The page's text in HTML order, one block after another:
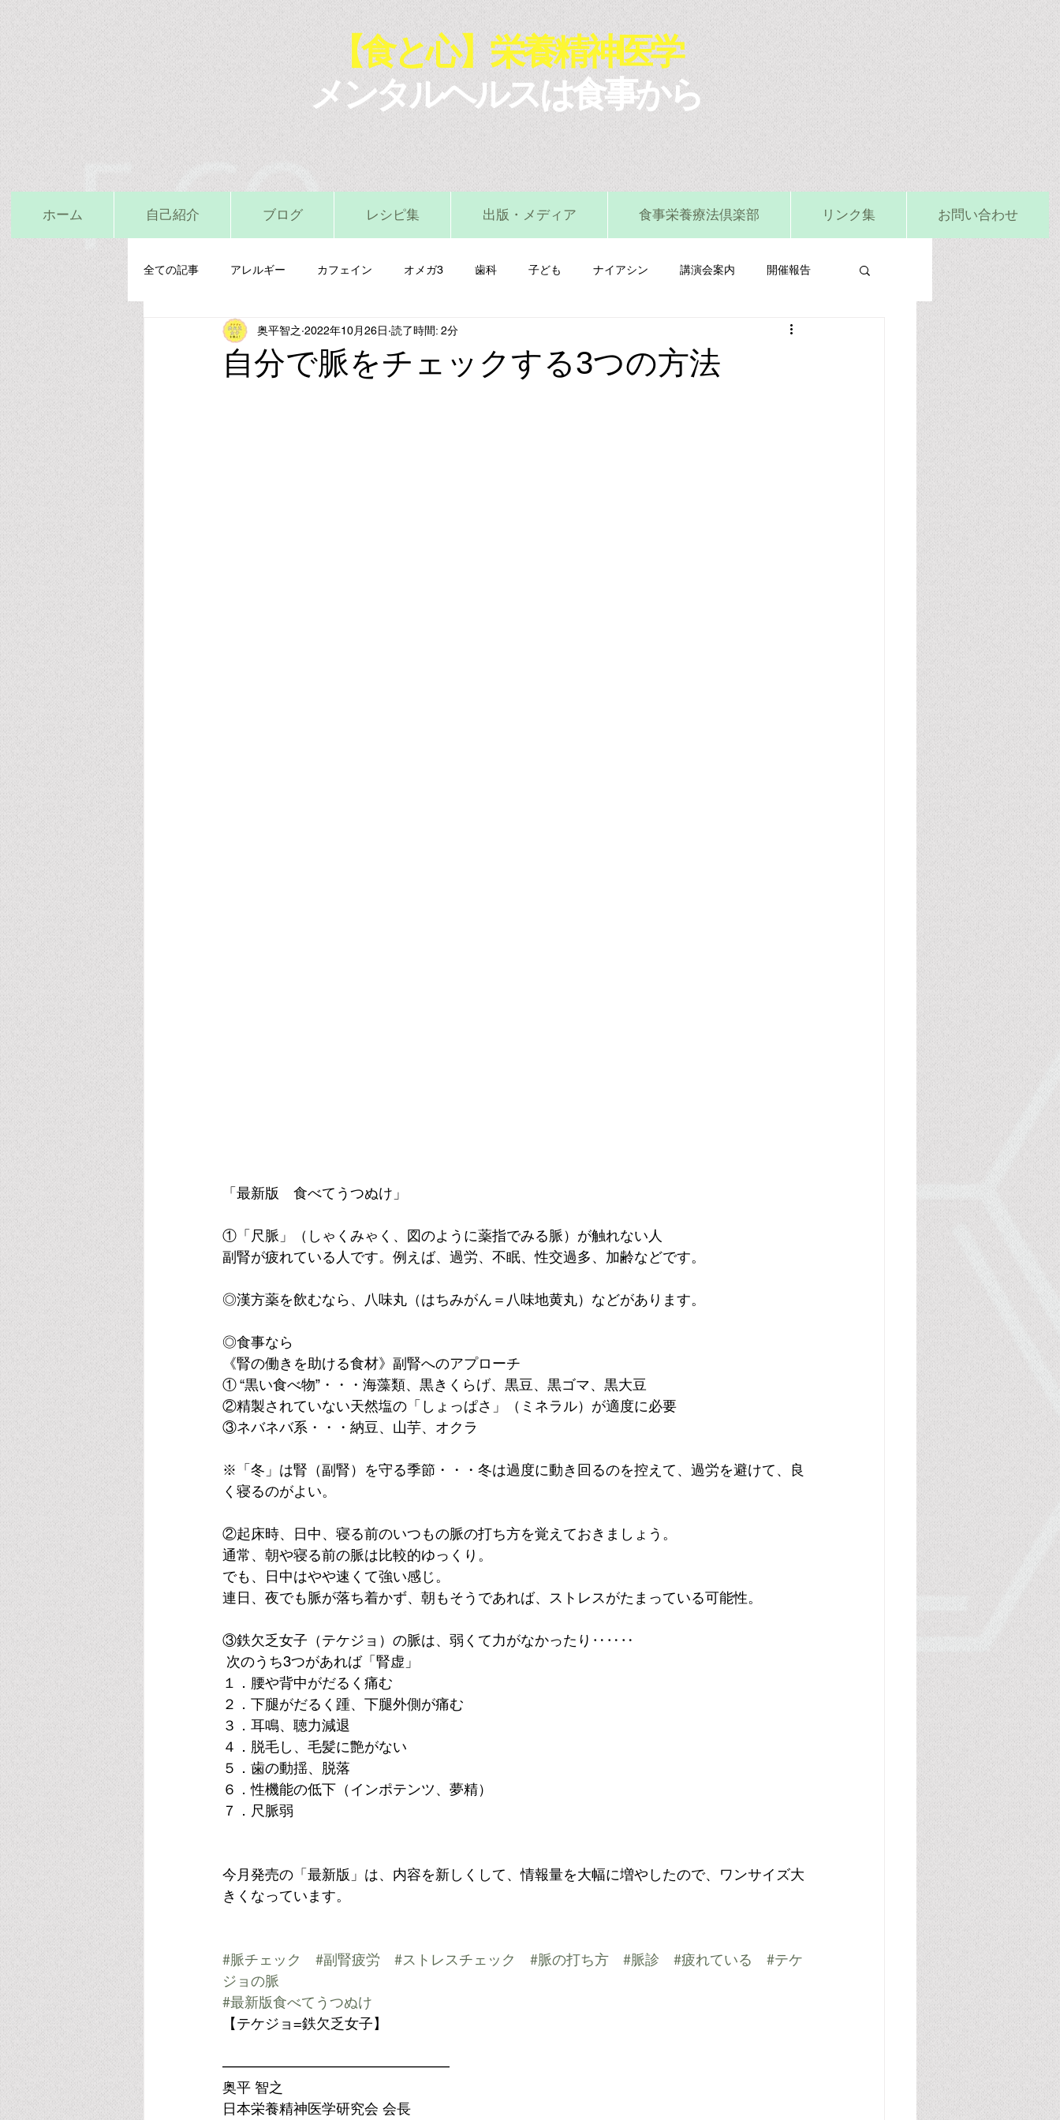
【食と心】栄養精神医学
メンタルヘルスは食事から
ホーム 自己紹介 ブログ レシピ集 出版・メディア 食事栄養療法倶楽部 リンク集 お問い合わせ
全ての記事 アレルギー カフェイン オメガ3 歯科 子ども ナイアシン 講演会案内 開催報告
栄養精神医学 鉄 亜鉛 マグネシウム
自分で脈をチェックする3つの方法
奥平智之 2022年10月26日 読了時間: 2分
「最新版　食べてうつぬけ」
①「尺脈」（しゃくみゃく、図のように薬指でみる脈）が触れない人
副腎が疲れている人です。例えば、過労、不眠、性交過多、加齢などです。
◎漢方薬を飲むなら、八味丸（はちみがん＝八味地黄丸）などがあります。
◎食事なら
《腎の働きを助ける食材》副腎へのアプローチ
① “黒い食べ物”・・・海藻類、黒きくらげ、黒豆、黒ゴマ、黒大豆
②精製されていない天然塩の「しょっぱさ」（ミネラル）が適度に必要
③ネバネバ系・・・納豆、山芋、オクラ
※「冬」は腎（副腎）を守る季節・・・冬は過度に動き回るのを控えて、過労を避けて、良
く寝るのがよい。
②起床時、日中、寝る前のいつもの脈の打ち方を覚えておきましょう。
通常、朝や寝る前の脈は比較的ゆっくり。
でも、日中はやや速くて強い感じ。
連日、夜でも脈が落ち着かず、朝もそうであれば、ストレスがたまっている可能性。
③鉄欠乏女子（テケジョ）の脈は、弱くて力がなかったり‥‥‥
次のうち3つがあれば「腎虚」
１．腰や背中がだるく痛む
２．下腿がだるく踵、下腿外側が痛む
３．耳鳴、聴力減退
４．脱毛し、毛髪に艶がない
５．歯の動揺、脱落
６．性機能の低下（インポテンツ、夢精）
７．尺脈弱
今月発売の「最新版」は、内容を新しくして、情報量を大幅に増やしたので、ワンサイズ大
きくなっています。
#脈チェック #副腎疲労 #ストレスチェック #脈の打ち方 #脈診 #疲れている
#テケ
ジョの脈
#最新版食べてうつぬけ
【テケジョ=鉄欠乏女子】
————————————————
奥平 智之
日本栄養精神医学研究会 会長